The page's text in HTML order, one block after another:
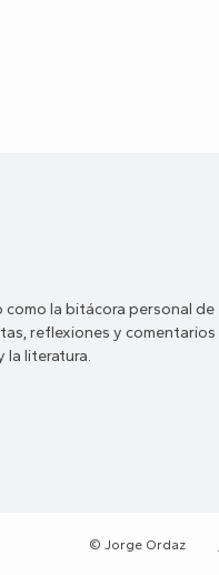
la bitácora personal de
reflexiones y comentarios
la literatura.
© Jorge Ordaz